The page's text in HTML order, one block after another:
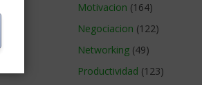
Motivacion (164)
Negociacion (122)
Networking (49)
Productividad (123)